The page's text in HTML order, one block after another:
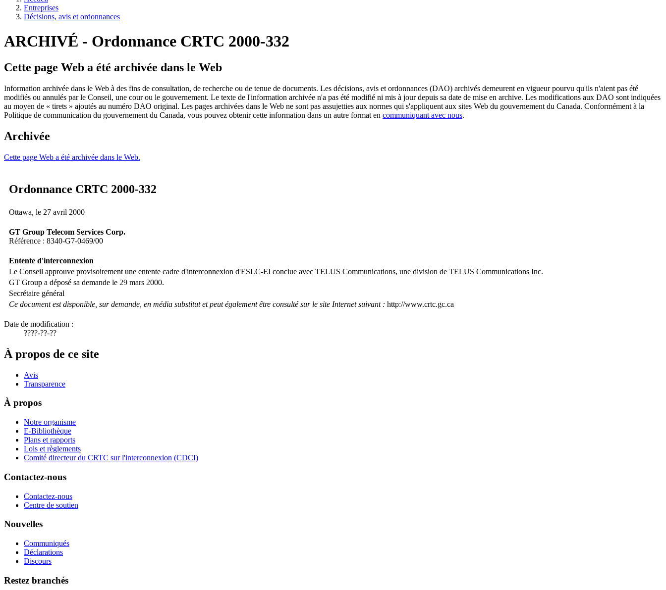
Entreprises
Décisions, avis et ordonnances
ARCHIVÉ - Ordonnance CRTC 2000-332
Cette page Web a été archivée dans le Web
Information archivée dans le Web à des fins de consultation, de recherche ou de tenue de documents. Les décisions, avis et ordonnances (DAO) archivés demeurent en vigueur pourvu qu'ils n'aient pas été
modifiés ou annulés par le Conseil, une cour ou le gouvernement. Le texte de l'information archivée n'a pas été modifié ni mis à jour depuis sa date de mise en archive. Les modifications aux DAO sont indiquées
au moyen de « tirets » ajoutés au numéro DAO original. Les pages archivées dans le Web ne sont pas assujetties aux normes qui s'appliquent aux sites Web du gouvernement du Canada. Conformément à la
Politique de communication du gouvernement du Canada, vous pouvez obtenir cette information dans un autre format en communiquant avec nous.
Archivée
Cette page Web a été archivée dans le Web.
Ordonnance CRTC 2000-332
Ottawa, le 27 avril 2000
GT Group Telecom Services Corp.
Référence : 8340-G7-0469/00
Entente d'interconnexion
Le Conseil approuve provisoirement une entente cadre d'interconnexion d'ESLC-EI conclue avec TELUS Communications, une division de TELUS Communications Inc.
GT Group a déposé sa demande le 29 mars 2000.
Secrétaire général
Ce document est disponible, sur demande, en média substitut et peut également être consulté sur le site Internet suivant : http://www.crtc.gc.ca
Date de modification :
????-??-??
À propos de ce site
Avis
Transparence
À propos
Notre organisme
E-Bibliothèque
Plans et rapports
Lois et règlements
Comité directeur du CRTC sur l'interconnexion (CDCI)
Contactez-nous
Contactez-nous
Centre de soutien
Nouvelles
Communiqués
Déclarations
Discours
Restez branchés